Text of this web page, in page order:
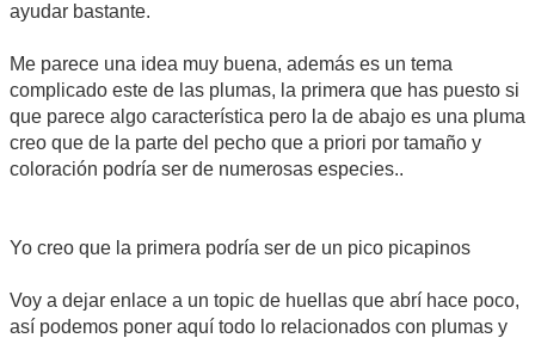
ayudar bastante.
Me parece una idea muy buena, además es un tema
complicado este de las plumas, la primera que has puesto si
que parece algo característica pero la de abajo es una pluma
creo que de la parte del pecho que a priori por tamaño y
coloración podría ser de numerosas especies..
Yo creo que la primera podría ser de un pico picapinos
Voy a dejar enlace a un topic de huellas que abrí hace poco,
así podemos poner aquí todo lo relacionados con plumas y